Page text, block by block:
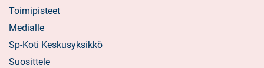
Toimipisteet
Medialle
Sp-Koti Keskusyksikkö
Suosittele